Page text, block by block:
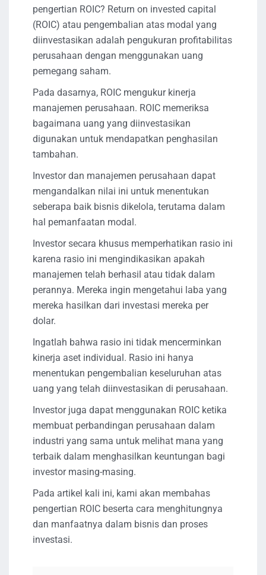
pengertian ROIC? Return on invested capital
(ROIC) atau pengembalian atas modal yang
diinvestasikan adalah pengukuran profitabilitas
perusahaan dengan menggunakan uang
pemegang saham.
Pada dasarnya, ROIC mengukur kinerja
manajemen perusahaan. ROIC memeriksa
bagaimana uang yang diinvestasikan
digunakan untuk mendapatkan penghasilan
tambahan.
Investor dan manajemen perusahaan dapat
mengandalkan nilai ini untuk menentukan
seberapa baik bisnis dikelola, terutama dalam
hal pemanfaatan modal.
Investor secara khusus memperhatikan rasio ini
karena rasio ini mengindikasikan apakah
manajemen telah berhasil atau tidak dalam
perannya. Mereka ingin mengetahui laba yang
mereka hasilkan dari investasi mereka per
dolar.
Ingatlah bahwa rasio ini tidak mencerminkan
kinerja aset individual. Rasio ini hanya
menentukan pengembalian keseluruhan atas
uang yang telah diinvestasikan di perusahaan.
Investor juga dapat menggunakan ROIC ketika
membuat perbandingan perusahaan dalam
industri yang sama untuk melihat mana yang
terbaik dalam menghasilkan keuntungan bagi
investor masing-masing.
Pada artikel kali ini, kami akan membahas
pengertian ROIC beserta cara menghitungnya
dan manfaatnya dalam bisnis dan proses
investasi.